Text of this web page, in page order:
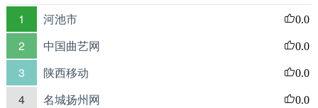
1 河池市 0.0
2 中国曲艺网 0.0
3 陕西移动 0.0
4 名城扬州网 0.0